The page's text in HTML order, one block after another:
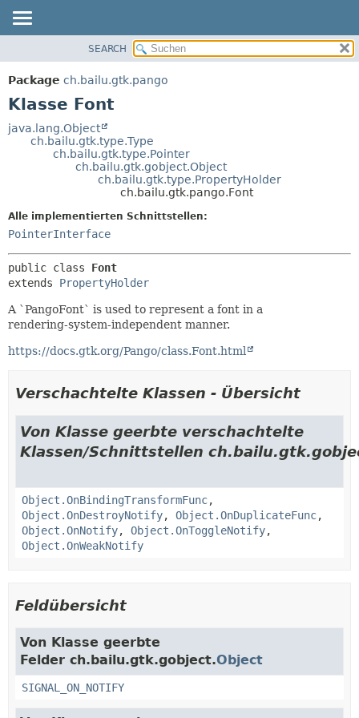
PACKAGE
KLASSE
VERALTET
DETAILS:
FELD
SEARCH
Package ch.bailu.gtk.pango
Klasse Font
java.lang.Object
ch.bailu.gtk.type.Type
ch.bailu.gtk.type.Pointer
ch.bailu.gtk.gobject.Object
ch.bailu.gtk.type.PropertyHolder
ch.bailu.gtk.pango.Font
Alle implementierten Schnittstellen:
PointerInterface
public class Font
extends PropertyHolder
A `PangoFont` is used to represent a font in a
rendering-system-independent manner.
https://docs.gtk.org/Pango/class.Font.html
Verschachtelte Klassen - Übersicht
Von Klasse geerbte verschachtelte
Klassen/Schnittstellen
Object.OnBindingTransformFunc,
Object.OnDestroyNotify, Object.OnDuplicateFunc,
Object.OnNotify, Object.OnToggleNotify,
Object.OnWeakNotify
Feldübersicht
Von Klasse geerbte
Felder ch.bailu.gtk.gobject.Object
SIGNAL_ON_NOTIFY